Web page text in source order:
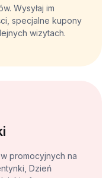
Wysyłaj im
specjalne kupony
wizytach.
promocyjnych na
Dzień